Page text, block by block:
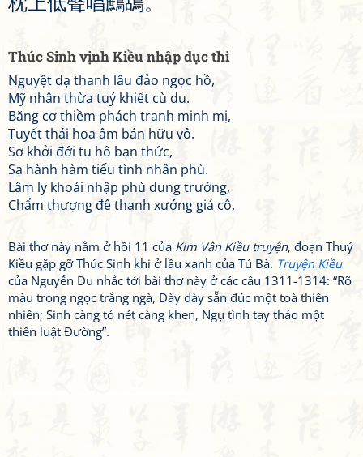
Thúc Sinh vịnh Kiều nhập dục thi
Nguyệt dạ thanh lâu đảo ngọc hồ,
Mỹ nhân thừa tuý khiết cù du.
Băng cơ thiềm phách tranh minh mị,
Tuyết thái hoa âm bán hữu vô.
Sơ khởi đới tu hô bạn thức,
Sạ hành hàm tiếu tình nhân phù.
Lâm ly khoái nhập phù dung trướng,
Chẩm thượng đê thanh xướng giá cô.
Bài thơ này nằm ở hồi 11 của Kim Vân Kiều truyện, đoạn Thuý
Kiều gặp gỡ Thúc Sinh khi ở lầu xanh của Tú Bà. Truyện Kiều
của Nguyễn Du nhắc tới bài thơ này ở các câu 1311-1314: “Rõ
màu trong ngọc trắng ngà, Dày dày sẵn đúc một toà thiên
nhiên; Sinh càng tỏ nét càng khen, Ngụ tình tay thảo một
thiên luật Đường”.